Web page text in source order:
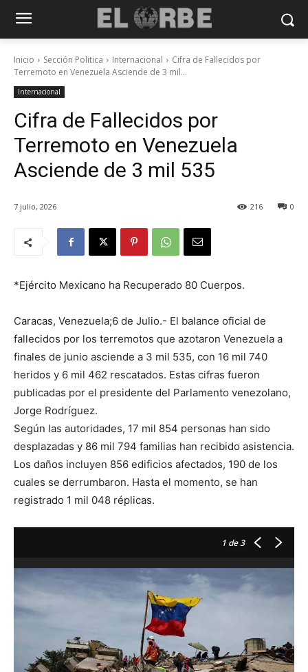
Inicio Sección Politica Internacional
Cifra de Fallecidos por
Terremoto en Venezuela Asciende de 3 mil...
Internacional
Cifra de Fallecidos por
Terremoto en Venezuela
Asciende de 3 mil 535
7 julio, 2026 0
216
*Ejército Mexicano ha Recuperado 80 Cuerpos.
Caracas, Venezuela;6 de Julio.- El balance oficial de
fallecidos por los terremotos que azotaron Venezuela a
finales de junio asciende a 3 mil 535, con 16 mil 740
heridos y 6 mil 462 rescatados. Estas cifras fueron
publicadas por el presidente del Parlamento venezolano,
Jorge Rodríguez.
Según las autoridades, 17 mil 854 personas han sido
desplazadas y 86 mil 794 familias han recibido asistencia.
Los daños incluyen 856 edificios afectados, 190 de los
cuales se derrumbaron. Hasta el momento, se han
registrado 1 mil 048 réplicas.
1 de 3